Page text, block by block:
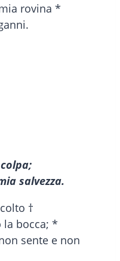
rovina *
salvezza.
†
la bocca; *
sente e non